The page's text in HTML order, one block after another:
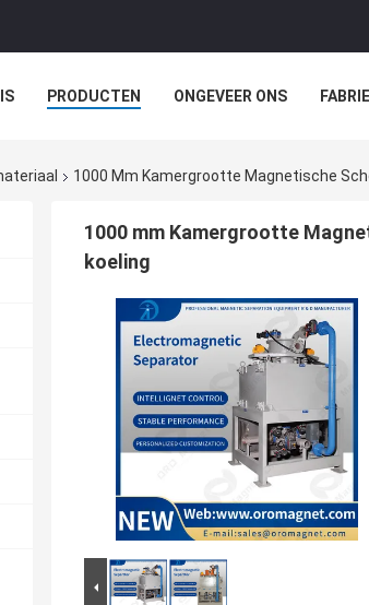
PRODUCTEN ONGEVEER ONS
1000 Mm Kamergrootte Magnetische
1000 mm Kamergrootte
koeling